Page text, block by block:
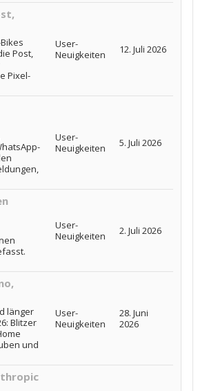
Post,
Pixel-
User-
Neuigkeiten
12. Juli 2026
User-
Neuigkeiten
5. Juli 2026
User-
Neuigkeiten
2. Juli 2026
länger
Blitzer
und
User-
Neuigkeiten
28. Juni
2026